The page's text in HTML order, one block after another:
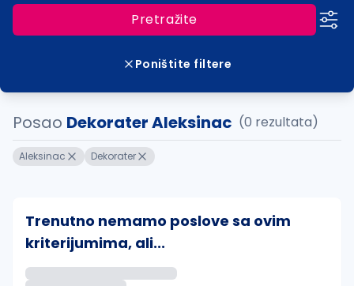
Pretražite
Poništite filtere
Posao Dekorater Aleksinac (0 rezultata)
Aleksinac Dekorater
Trenutno nemamo poslove sa ovim
kriterijumima, ali...